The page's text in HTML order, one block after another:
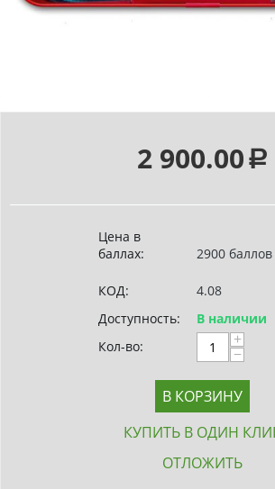
2 900.00 Р
Цена в
баллах:
2900 баллов
КОД:
4.08
Доступность:
В наличии
Кол-во:
+
−
В КОРЗИНУ
КУПИТЬ В ОДИН
ОТЛОЖИТЬ